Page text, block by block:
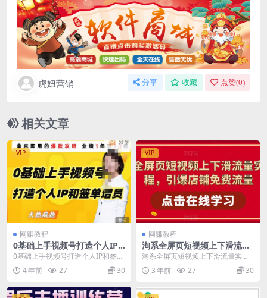
虎妞营销 分享 收藏 点赞(0)
相关文章
VIP
网赚教程
0基础上手视频号打造个人IP
和签单增员，保险从业者即学
即用的视频号爆款攻略，助你
变现百万保费
0基础上手视频号打造个人IP和签单
增员，保险从业者即学即用的视频
号爆款攻略，助你...
4 年前 27 30
VIP
网赚教程
淘系全屏页短视频上下滑流量
实操课程，引爆店铺免费流量
淘系全屏页短视频上下滑流量实操
课程，引爆店铺免费流量 课程大
纲： 淘宝短视频发展...
3 年前 27 30